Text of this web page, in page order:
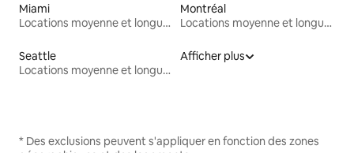
Miami
Locations moyenne et longue durée
Montréal
Locations moyenne et longue durée
Seattle
Locations moyenne et longue durée
Afficher plus
* Des exclusions peuvent s'appliquer en fonction des zones